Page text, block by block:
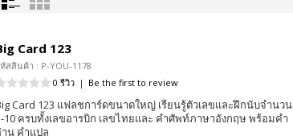
Card 123
สสินค้า : P-YOU-1178
0 รีวิว | Be the first to review
Card 123 แฟลชการ์ดขนาดใหญ่ เรียนรู้ตัวเลขและฝึกนับจำนวน
10 ครบทั้งเลขอารบิก เลขไทยและ คำศัพท์ภาษาอังกฤษ พร้อมคำ
น คำแปล